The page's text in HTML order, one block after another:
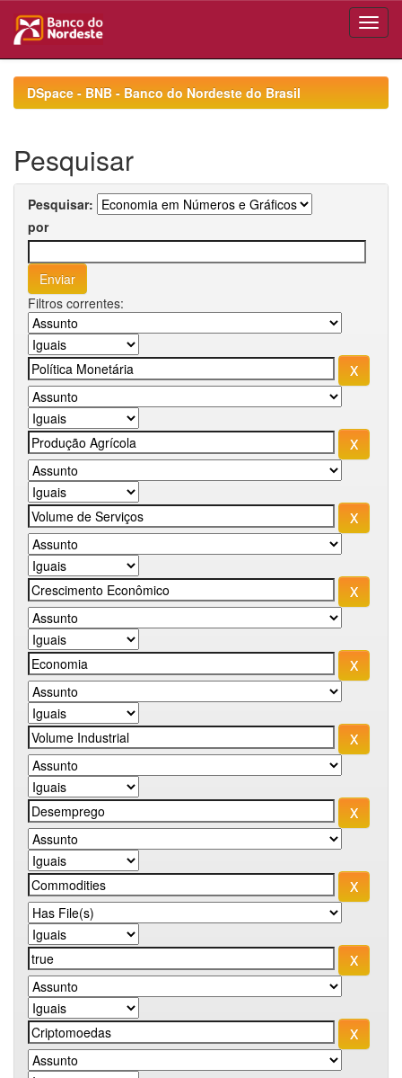
navigationDSpace - BNB - Banco do Nordeste do Brasil
Pesquisar
Pesquisar:
por
Filtros correntes: